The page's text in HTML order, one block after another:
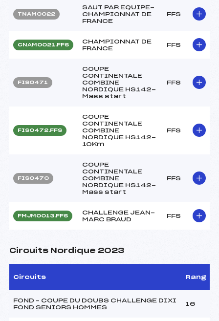
TNAM0022
SAUT PAR EQUIPE-
CHAMPIONNAT DE
FRANCE
FFS
CNAM0021.FFS
CHAMPIONNAT DE
FRANCE
FFS
FIS0471
COUPE
CONTINENTALE
COMBINE
NORDIQUE HS142-
Mass start
FFS
FIS0472.FFS
COUPE
CONTINENTALE
COMBINE
NORDIQUE HS142-
10Km
FFS
FIS0470
COUPE
CONTINENTALE
COMBINE
NORDIQUE HS142-
Mass start
FFS
FMJM0013.FFS
CHALLENGE JEAN-
MARC BRAUD
FFS
Circuits Nordique 2023
Circuits Rang
FOND – COUPE DU DOUBS CHALLENGE DIXI
FOND SENIORS HOMMES
16